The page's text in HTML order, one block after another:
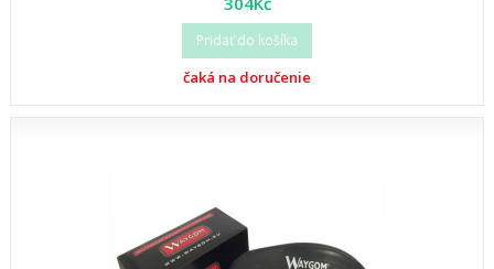
Pridať do košíka
čaká na doručenie